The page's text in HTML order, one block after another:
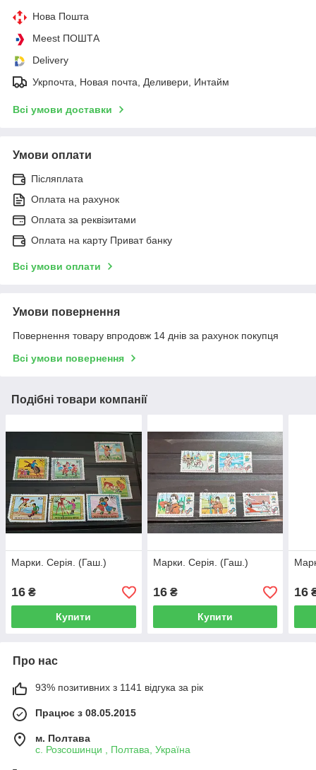
Нова Пошта
Meest ПОШТА
Delivery
Укрпочта, Новая почта, Деливери, Интайм
Всі умови доставки
Умови оплати
Післяплата
Оплата на рахунок
Оплата за реквізитами
Оплата на карту Приват банку
Всі умови оплати
Умови повернення
Повернення товару впродовж 14 днів за рахунок покупця
Всі умови повернення
Подібні товари компанії
Марки. Серія. (Гаш.)
16 ₴
Купити
Марки. Серія. (Гаш.)
16₴
Купити
16
Про нас
93% позитивних з 1141 відгука за рік
Працює з 08.05.2015
м. Полтава
с. Розсошинци , Полтава, Україна